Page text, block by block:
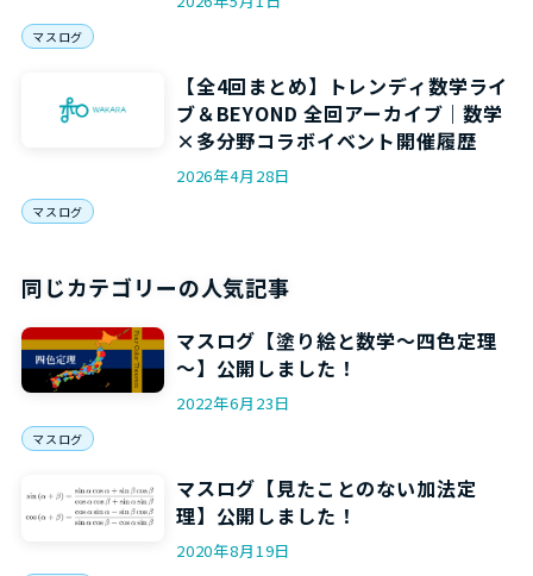
マスログ
【全4回まとめ】トレンディ数学ライ
ブ＆BEYOND 全回アーカイブ｜数学
×多分野コラボイベント開催履歴
2026年4月28日
マスログ
同じカテゴリーの人気記事
マスログ【塗り絵と数学～四色定理
～】公開しました！
2022年6月23日
マスログ
マスログ【見たことのない加法定
理】公開しました！
2020年8月19日